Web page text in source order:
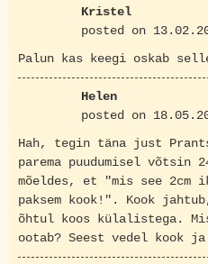
Kristel
posted on
Palun kas keegi oskab
Helen
posted on
Hah, tegin täna just
parema puudumisel võtsin
mõeldes, et "mis see
paksem kook!". Kook
õhtul koos külalistega.
ootab? Seest vedel kook